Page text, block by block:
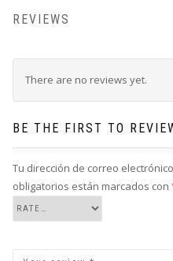
REVIEWS
There are no reviews yet.
BE THE FIRST TO
Tu dirección de correo
obligatorios están marcados con